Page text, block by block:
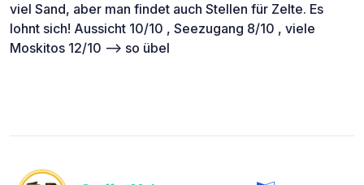
viel Sand, aber man findet auch Stellen für Zelte. Es
lohnt sich! Aussicht 10/10 , Seezugang 8/10 , viele
Moskitos 12/10 —> so übel